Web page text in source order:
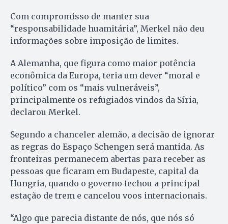
Com compromisso de manter sua
“responsabilidade huamitária”, Merkel não deu
informações sobre imposição de limites.
A Alemanha, que figura como maior potência
econômica da Europa, teria um dever “moral e
político” com os “mais vulneráveis”,
principalmente os refugiados vindos da Síria,
declarou Merkel.
Segundo a chanceler alemão, a decisão de ignorar
as regras do Espaço Schengen será mantida. As
fronteiras permanecem abertas para receber as
pessoas que ficaram em Budapeste, capital da
Hungria, quando o governo fechou a principal
estação de trem e cancelou voos internacionais.
“Algo que parecia distante de nós, que nós só